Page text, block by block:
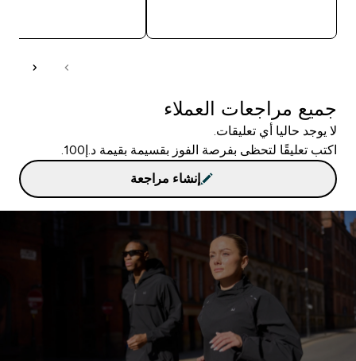
جميع مراجعات العملاء
لا يوجد حاليا أي تعليقات.
اكتب تعليقًا لتحظى بفرصة الفوز بقسيمة بقيمة د.إ100.
إنشاء مراجعة